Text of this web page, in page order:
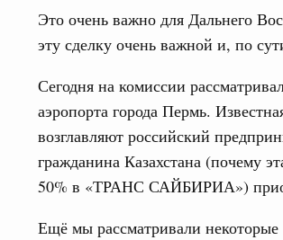
Это очень важно для Дальнего
эту сделку очень важной и, по
Сегодня на комиссии
аэропорта города Пермь.
возглавляют российский
гражданина Казахстана (почему
50% в «ТРАНС САЙБИРИА»)
Ещё мы рассматривали некоторые
дал поручения по
сессии, посвящённой
труда
5 августа 2026,Национальный
увеличило объём
федерального